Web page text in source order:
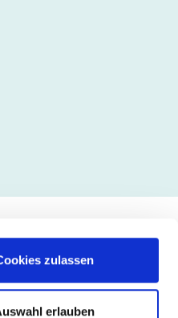
zulassen
erlauben